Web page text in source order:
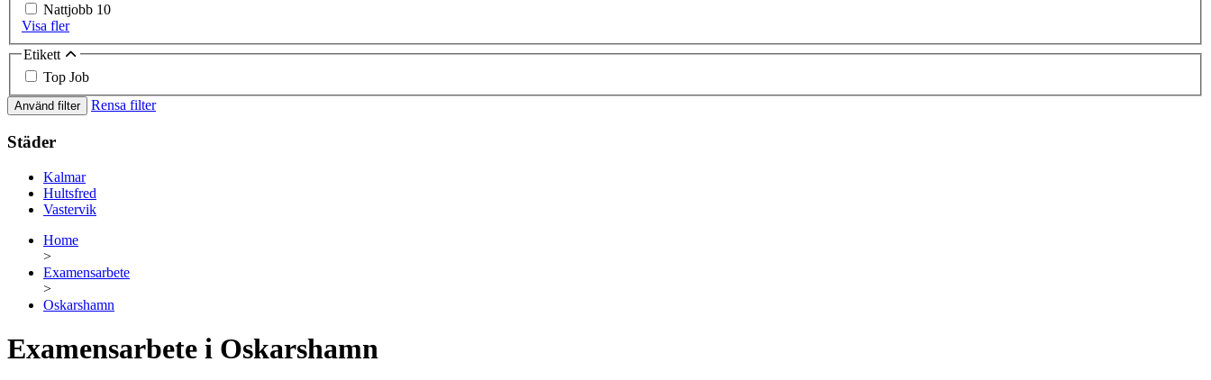
Nattjobb 10
Visa fler
Etikett
Top Job
Använd filter Rensa filter
Städer
Kalmar
Hultsfred
Vastervik
Home
>
Examensarbete
>
Oskarshamn
Examensarbete i Oskarshamn